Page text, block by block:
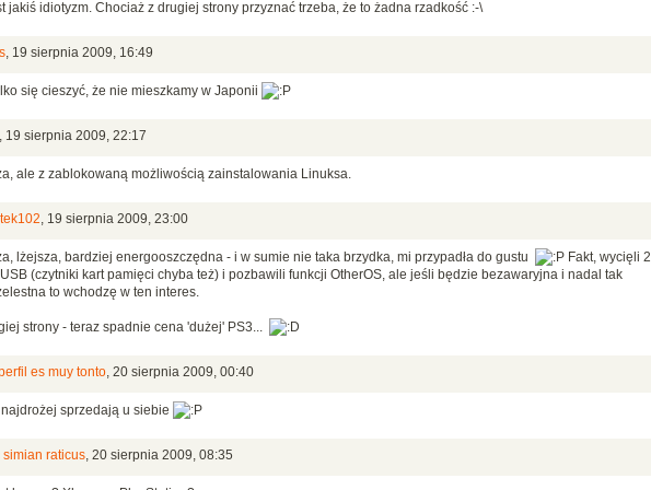
jakiś idiotyzm. Chociaż z drugiej strony przyznać trzeba, że to żadna rzadkość :-\
, 19 sierpnia 2009, 16:49
się cieszyć, że nie mieszkamy w Japonii
, 19 sierpnia 2009, 22:17
ale z zablokowaną możliwością zainstalowania Linuksa.
, 19 sierpnia 2009, 23:00
lżejsza, bardziej energooszczędna - i w sumie nie taka brzydka, mi przypadła do gustu
Fakt, wycięli 2
(czytniki kart pamięci chyba też) i pozbawili funkcji OtherOS, ale jeśli będzie bezawaryjna i nadal tak
to wchodzę w ten interes.
strony - teraz spadnie cena 'dużej' PS3...
es muy tonto, 20 sierpnia 2009, 00:40
najdrożej sprzedają u siebie
simian raticus, 20 sierpnia 2009, 08:35